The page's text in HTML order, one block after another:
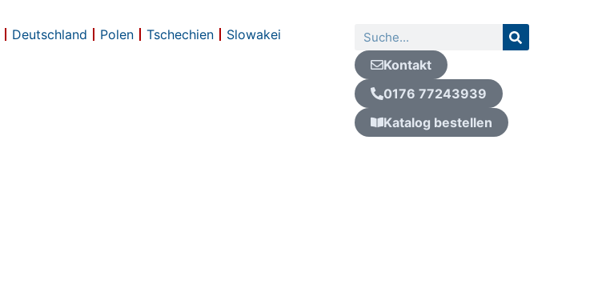
Deutschland Polen Tschechien Slowakei
Suche
Kontakt
0176 77243939
Katalog bestellen